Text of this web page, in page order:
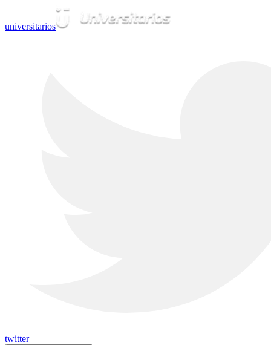
universitarios
twitter